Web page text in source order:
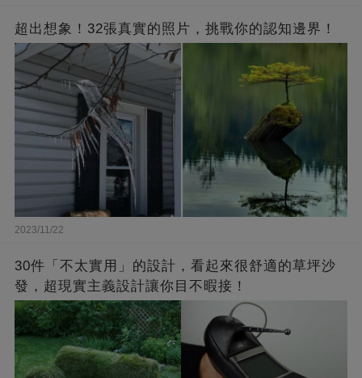
超出想象！32張真實的照片，挑戰你的認知邊界！
2023/11/22
30件「不太實用」的設計，看起來很舒適的草坪沙
發，超現實主義設計讓你目不暇接！